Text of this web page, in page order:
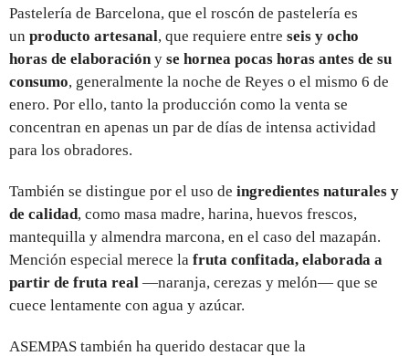
Pastelería de Barcelona, que el roscón de pastelería es
un producto artesanal, que requiere entre seis y ocho
horas de elaboracióny se hornea pocas horas antes de su
consumo, generalmente la noche de Reyes o el mismo 6 de
enero. Por ello, tanto la producción como la venta se
concentran en apenas un par de días de intensa actividad
para los obradores.
También se distingue por el uso de ingredientes naturales y
de calidad, como masa madre, harina, huevos frescos,
mantequilla y almendra marcona, en el caso del mazapán.
Mención especial merece la fruta confitada, elaborada a
partir de fruta real —naranja, cerezas y melón— que se
cuece lentamente con agua y azúcar.
ASEMPAS también ha querido destacar que la